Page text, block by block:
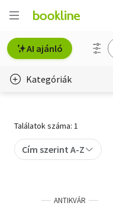
AI ajánló
Kategóriák
Gyermek- és ifjúsági
Találatok száma: 1
Cím szerint A-Z
ANTIKVÁR